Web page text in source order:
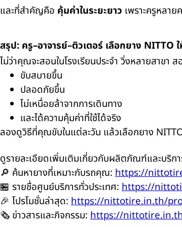
และที่สำคัญคือ คุ้มค่าในระยะยาว เพราะครูหลา
สรุป: ครู–อาจารย์–ติวเตอร์ เลือกยาง NITTO
ไม่ว่าคุณจะสอนในโรงเรียนประจำ วิ่งหลายสาข
ขับสบายขึ้น
ปลอดภัยขึ้น
ไม่เหนื่อยล้าจากการเดินทาง
และได้ความคุ้มค่าที่ใช้ได้จริง
ลองดูวิธีที่คุณขับในแต่ละวัน แล้วเลือกยาง
ดูรายละเอียดเพิ่มเติมเกี่ยวกับผลิตภัณฑ์และบริก
🔎 ค้นหายางที่เหมาะกับรถคุณ: https://
🏪 รายชื่อศูนย์บริการทั่วประเทศ: https://
🎉 โปรโมชั่นล่าสุด: https://nittotire.in.th/
🗞️ ข่าวสารและกิจกรรม: https://